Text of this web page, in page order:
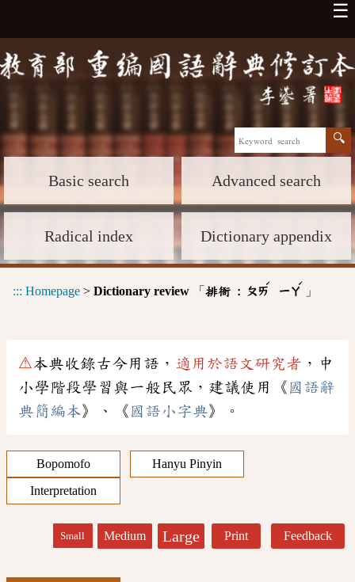
☰
Basic search Advanced search
Radical index Dictionary appendix
::: Homepage > Dictionary review 「 排衙 : ㄆㄞ
ˊ
ㄧㄚ
ˊ
」
⚠本典收錄古今用語， 適用於語文研究者 ，中
小學階段學習與一般民眾，建議使用《 國語辭
典簡編本》、《 國語小字典》。
Bopomofo
Hanyu Pinyin
Interpretation
Small Medium Large Print Feedback